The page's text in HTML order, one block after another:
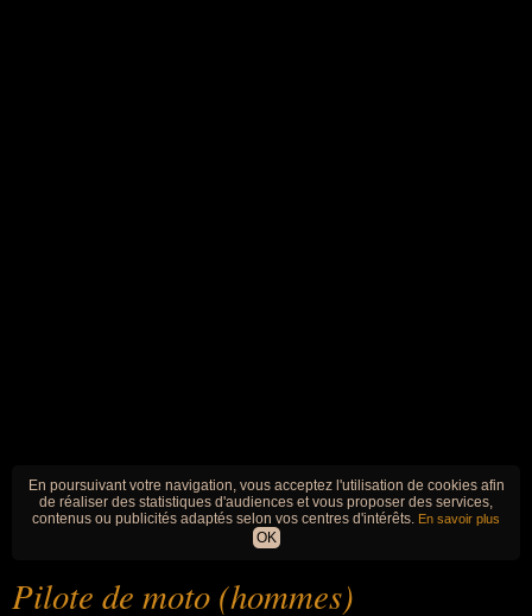
En poursuivant votre navigation, vous acceptez l'utilisation de cookies afin
de réaliser des statistiques d'audiences et vous proposer des services,
contenus ou publicités adaptés selon vos centres d'intérêts. En savoir plus
OK
Pilote de moto (hommes)